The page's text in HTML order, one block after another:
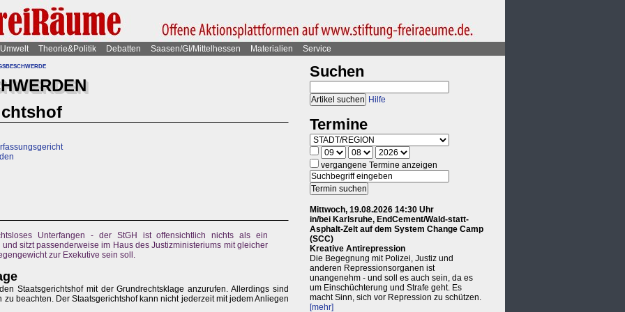
Umwelt Theorie&Politik Debatten Saasen/GI/Mittelhessen Materialien
Service
Unterfangen - der StGH ist offensichtlich nichts als ein
sitzt passenderweise im Haus des Justizministeriums mit gleicher
zur Exekutive sein soll.
Staatsgerichtshof mit der Grundrechtsklage anzurufen. Allerdings sind
beachten. Der Staatsgerichtshof kann nicht jederzeit mit jedem Anliegen
Suchen
Hilfe
Termine
vergangene Termine anzeigen
Mittwoch, 19.08.2026 14:30 Uhr
in/bei Karlsruhe, EndCement/Wald-statt-
Asphalt-Zelt auf dem System Change Camp
(SCC)
Kreative Antirepression
Die Begegnung mit Polizei, Justiz und
anderen Repressionsorganen ist
unangenehm - und soll es auch sein, da es
um Einschüchterung und Strafe geht. Es
macht Sinn, sich vor Repression zu schützen.
[mehr]